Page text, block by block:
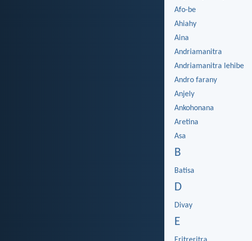
Afo-be
Ahiahy
Aina
Andriamanitra
Andriamanitra lehibe
Andro farany
Anjely
Ankohonana
Aretina
Asa
B
Batisa
D
Divay
E